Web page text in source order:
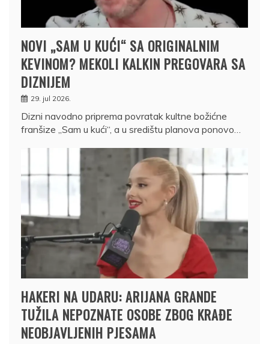
NOVI „SAM U KUĆI“ SA ORIGINALNIM
KEVINOM? MEKOLI KALKIN PREGOVARA SA
DIZNIJEM
29. jul 2026.
Dizni navodno priprema povratak kultne božićne
franšize „Sam u kući“, a u središtu planova ponovo…
HAKERI NA UDARU: ARIJANA GRANDE
TUŽILA NEPOZNATE OSOBE ZBOG KRAĐE
NEOBJAVLJENIH PJESAMA